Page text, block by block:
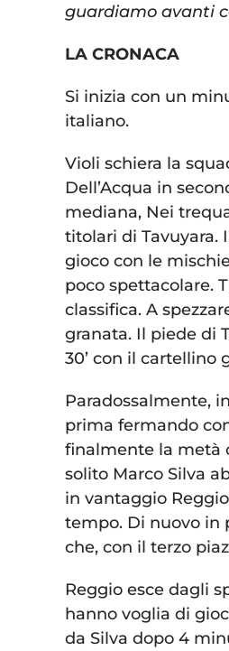
guardiamo avanti
LA CRONACA
Si inizia con un
italiano.
Violi schiera la
Dell’Acqua in
mediana, Nei
titolari di Tavuyara.
gioco con le
poco spettacolare.
classifica. A
granata. Il piede di
30’ con il cartellino
Paradossalmente,
prima fermando
finalmente la metà
solito Marco Silva
in vantaggio
tempo. Di nuovo in
che, con il terzo
Reggio esce dagli
hanno voglia di
da Silva dopo 4